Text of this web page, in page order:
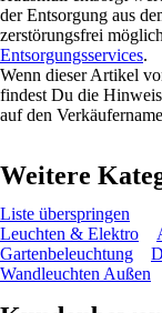
der Entsorgung aus
zerstörungsfrei
Entsorgungsservices.
Wenn dieser Artikel
findest Du die
auf den
Weitere
Liste überspringen
Leuchten & Elektro
Gartenbeleuchtung
Wandleuchten Außen